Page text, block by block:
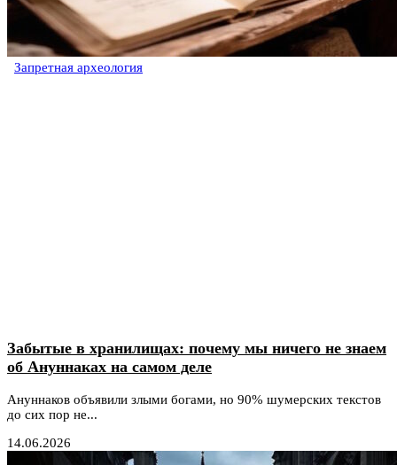
Запретная археология
Забытые в хранилищах: почему мы ничего не знаем
об Ануннаках на самом деле
Ануннаков объявили злыми богами, но 90% шумерских текстов
до сих пор не...
14.06.2026